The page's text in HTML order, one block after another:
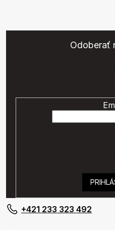
Odoberať
+421 233 323 492